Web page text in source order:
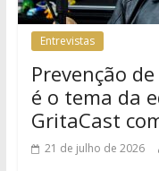
Entrevistas
Prevenção
é o tema da
GritaCast
21 de julho de 2026